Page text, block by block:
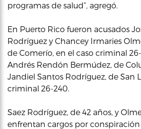
programas de salud”, agregó.
En Puerto Rico fueron acusados
Rodríguez y Chancey Irmaries
de Comerío, en el caso criminal
Andrés Rendón Bermúdez, de
Jandiel Santos Rodríguez, de San
criminal 26-240.
Saez Rodríguez, de 42 años, y
enfrentan cargos por